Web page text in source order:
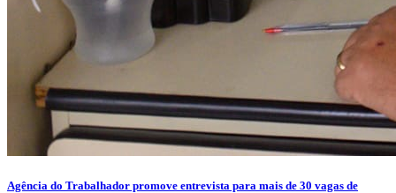
Agência do Trabalhador promove entrevista para mais de 30 vagas de